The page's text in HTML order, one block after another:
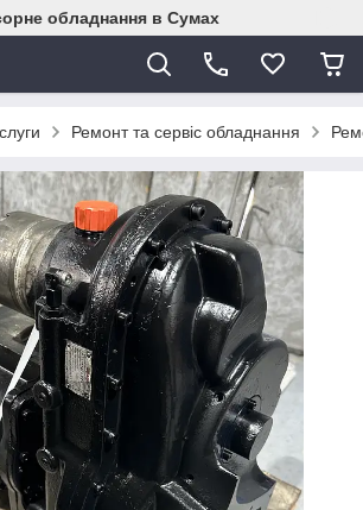
обладнання в Сумах
Ремонт та сервіс обладнання